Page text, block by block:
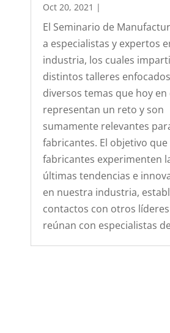
Oct 20, 2021 |
El Seminario de
a especialistas y expertos
industria, los cuales
distintos talleres
diversos temas que hoy en
representan un reto y son
sumamente relevantes
fabricantes. El objetivo que
fabricantes experimenten
últimas tendencias e
en nuestra industria,
contactos con otros líderes
reúnan con especialistas